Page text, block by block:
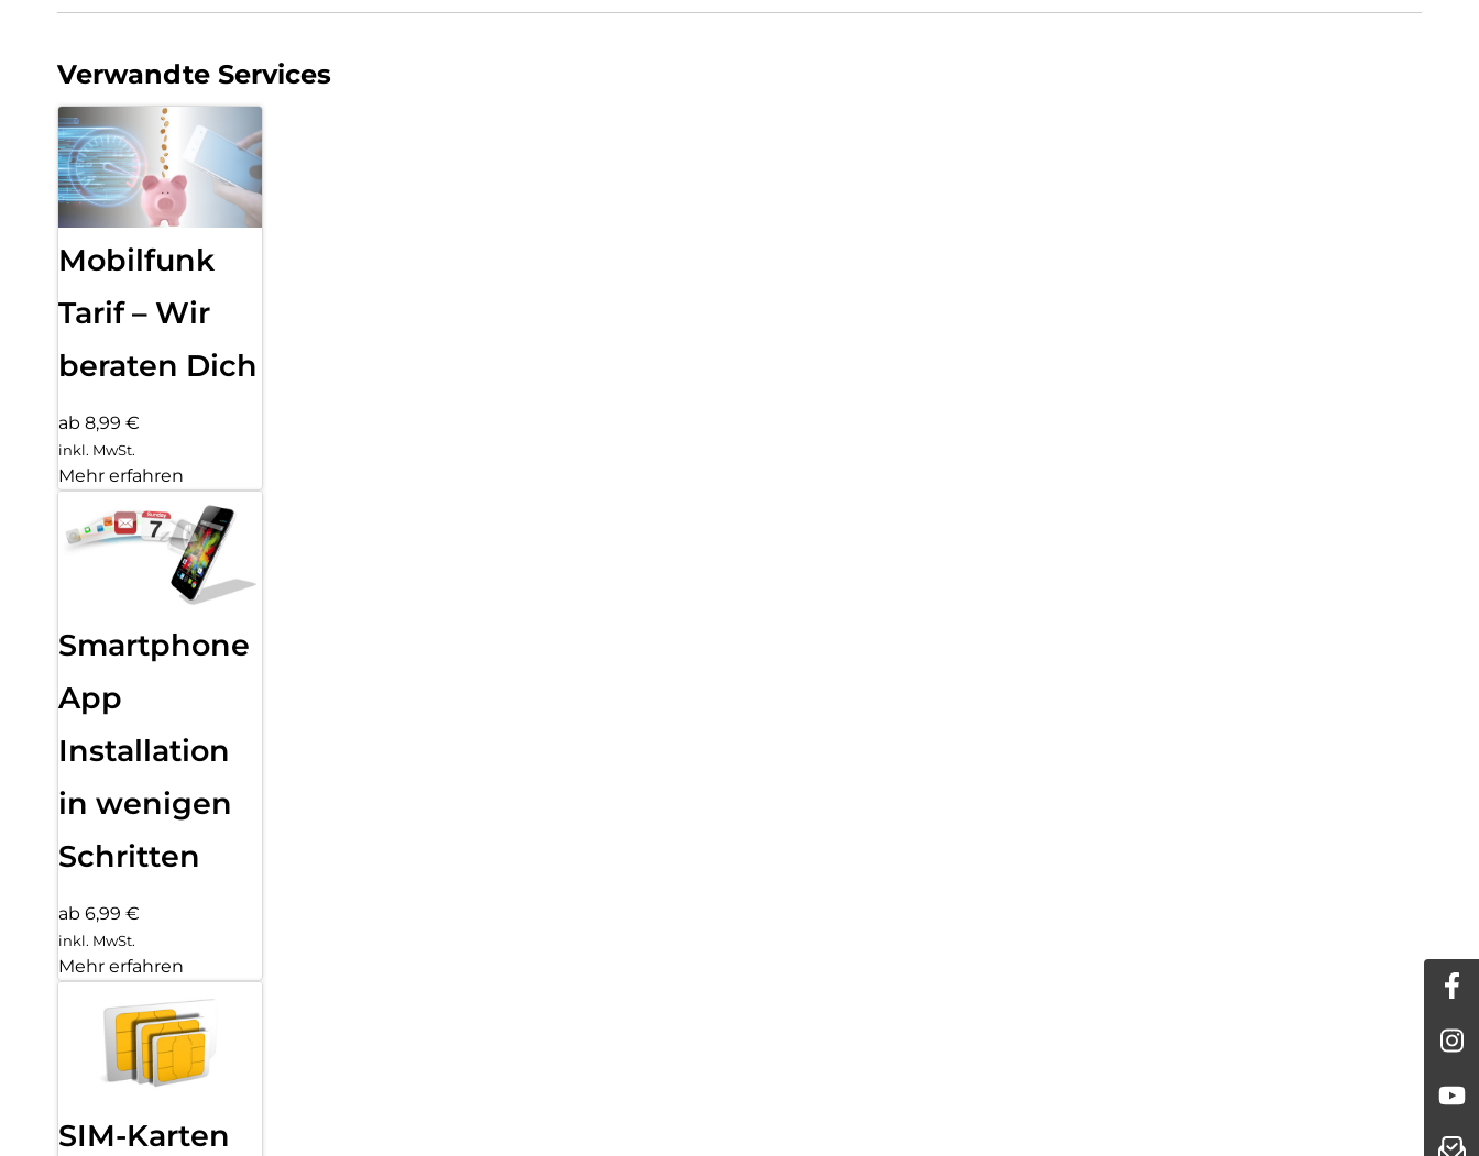
Verwandte Services
Mobilfunk
Tarif – Wir
beraten Dich
ab 8,99 €
inkl. MwSt.
Mehr erfahren
Smartphone
App
Installation
in wenigen
Schritten
ab 6,99 €
inkl. MwSt.
Mehr erfahren
SIM-Karten